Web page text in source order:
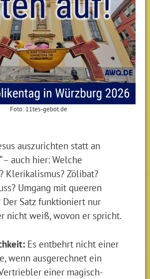
Foto: 11tes-gebot.de
auszurichten statt an
– auch hier: Welche
Klerikalismus? Zölibat?
Umgang mit queeren
Satz funktioniert nur
nicht weiß, wovon er spricht.
Es entbehrt nicht einer
wenn ausgerechnet ein
einer magisch-